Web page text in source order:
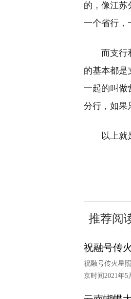
的，像江苏
一个省行，
而支行
的基本都是
一起的叫做
分行，如果
以上就
推荐阅
祝融号传
祝融号传火星
京时间2021年5